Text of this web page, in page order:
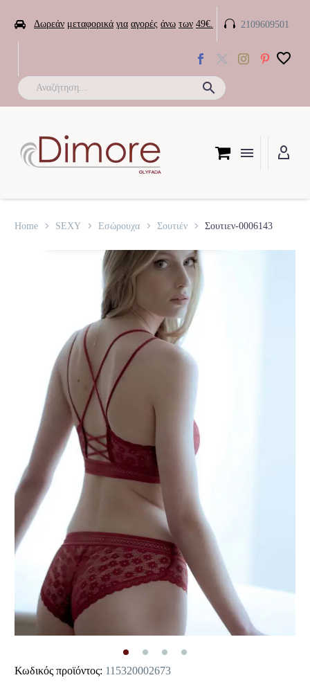
 Δωρεάν μεταφορικά για αγορές άνω των 49€. 
 2109609501
Home SEXY Εσώρουχα Σουτιέν Σουτιεν-0006143
Κωδικός προϊόντος: 115320002673